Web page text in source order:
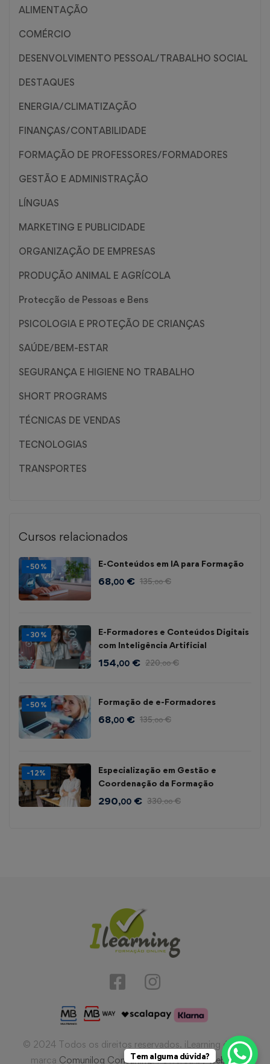
ALIMENTAÇÃO
COMÉRCIO
DESENVOLVIMENTO PESSOAL/TRABALHO SOCIAL
DESTAQUES
ENERGIA/CLIMATIZAÇÃO
FINANÇAS/CONTABILIDADE
FORMAÇÃO DE PROFESSORES/FORMADORES
GESTÃO E ADMINISTRAÇÃO
LÍNGUAS
MARKETING E PUBLICIDADE
ORGANIZAÇÃO DE EMPRESAS
PRODUÇÃO ANIMAL E AGRÍCOLA
Protecção de Pessoas e Bens
PSICOLOGIA E PROTEÇÃO DE CRIANÇAS
SAÚDE/BEM-ESTAR
SEGURANÇA E HIGIENE NO TRABALHO
SHORT PROGRAMS
TÉCNICAS DE VENDAS
TECNOLOGIAS
TRANSPORTES
Cursos relacionados
-50% E-Conteúdos em IA para Formação
68,00 € 135,00 €
-30%
E-Formadores e Conteúdos Digitais
com Inteligência Artificial
154,00 € 220,00 €
-50% Formação de e-Formadores
68,00 € 135,00 €
-12%
Especialização em Gestão e
Coordenação da Formação
290,00 € 330,00 €
© 2024 Todos os direitos reservados. iLearning é uma
marca Comunilog Consulting. Powered bywebIQ.
Tem alguma dúvida?